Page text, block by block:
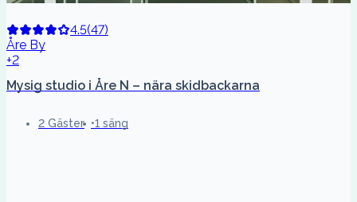
4.5(47)
Åre By
+2
Mysig studio i Åre N – nära skidbackarna
2 Gäster 1 säng